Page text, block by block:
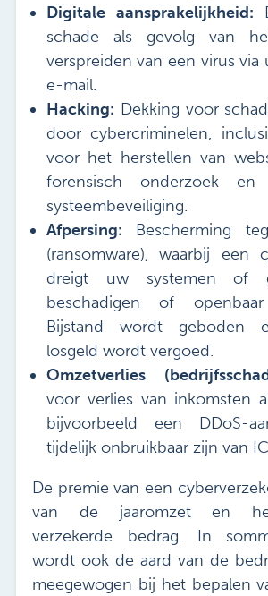
Digitale aansprakelijkheid:
schade als gevolg van
verspreiden van een virus
e-mail.
Hacking: Dekking voor
door cybercriminelen,
voor het herstellen van
forensisch onderzoek en
systeembeveiliging.
Afpersing: Bescherming
(ransomware), waarbij een
dreigt uw systemen of
beschadigen of
Bijstand wordt geboden
losgeld wordt vergoed.
Omzetverlies
voor verlies van inkomsten
bijvoorbeeld een DDoS-
tijdelijk onbruikbaar zijn van
De premie van een
van de jaaromzet en
verzekerde bedrag. In
wordt ook de aard van de
meegewogen bij het bepalen